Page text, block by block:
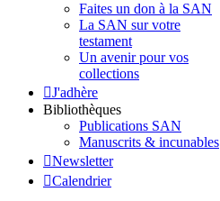
Faites un don à la SAN
La SAN sur votre
testament
Un avenir pour vos
collections
J'adhère
Bibliothèques
Publications SAN
Manuscrits & incunables
Newsletter
Calendrier